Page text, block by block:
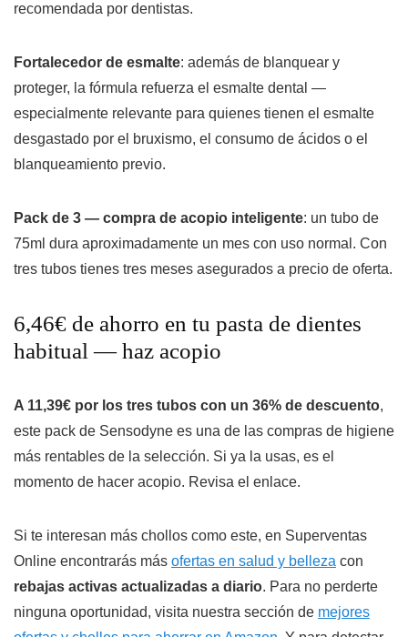
recomendada por dentistas.
Fortalecedor de esmalte: además de blanquear y
proteger, la fórmula refuerza el esmalte dental —
especialmente relevante para quienes tienen el esmalte
desgastado por el bruxismo, el consumo de ácidos o el
blanqueamiento previo.
Pack de 3 — compra de acopio inteligente: un tubo de
75ml dura aproximadamente un mes con uso normal. Con
tres tubos tienes tres meses asegurados a precio de oferta.
6,46€ de ahorro en tu pasta de dientes
habitual — haz acopio
A 11,39€ por los tres tubos con un 36% de descuento,
este pack de Sensodyne es una de las compras de higiene
más rentables de la selección. Si ya la usas, es el
momento de hacer acopio. Revisa el enlace.
Si te interesan más chollos como este, en Superventas
Online encontrarás más ofertas en salud y belleza con
rebajas activas actualizadas a diario. Para no perderte
ninguna oportunidad, visita nuestra sección de mejores